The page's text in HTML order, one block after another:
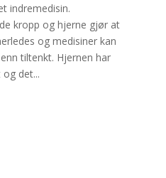
indremedisin.
kropp og hjerne gjør at
og medisiner kan
tiltenkt. Hjernen har
det...